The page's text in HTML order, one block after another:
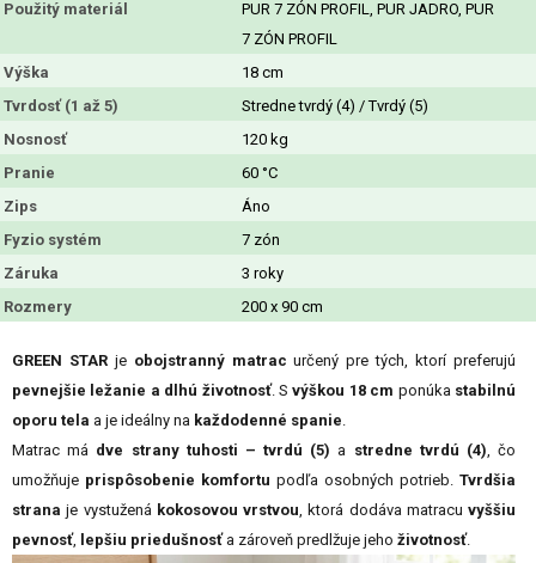
Použitý materiál
PUR 7 ZÓN PROFIL, PUR JADRO, PUR
7 ZÓN PROFIL
Výška
18 cm
Tvrdosť (1 až 5)
Stredne tvrdý (4) / Tvrdý (5)
Nosnosť
120 kg
Pranie
60 °C
Zips
Áno
Fyzio systém
7 zón
Záruka
3 roky
Rozmery
200 x 90 cm
GREEN STARje obojstranný matrac určený pre tých, ktorí preferujú
pevnejšie ležanie a dlhú životnosť. Svýškou 18 cm ponúka stabilnú
oporu tela a je ideálny na každodenné spanie.
Matrac má dve strany tuhosti – tvrdú (5) a stredne tvrdú (4), čo
umožňuje prispôsobenie komfortu podľa osobných potrieb. Tvrdšia
strana je vystužená kokosovou vrstvou, ktorá dodáva matracu vyššiu
pevnosť, lepšiu priedušnosťa zároveň predlžuje jeho životnosť.